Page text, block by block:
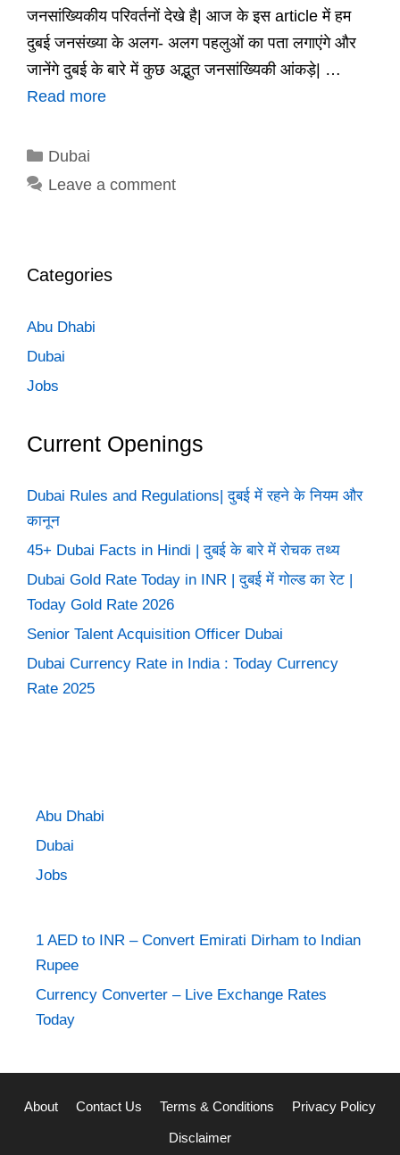
जनसांख्यिकीय परिवर्तनों देखे है| आज के इस article में हम
दुबई जनसंख्या के अलग- अलग पहलुओं का पता लगाएंगे और
जानेंगे दुबई के बारे में कुछ अद्भुत जनसांख्यिकी आंकड़े| …
Read more
Categories
Dubai
Leave a comment
Categories
Abu Dhabi
Dubai
Jobs
Current Openings
Dubai Rules and Regulations| दुबई में रहने के नियम और
कानून
45+ Dubai Facts in Hindi | दुबई के बारे में रोचक तथ्य
Dubai Gold Rate Today in INR | दुबई में गोल्ड का रेट |
Today Gold Rate 2026
Senior Talent Acquisition Officer Dubai
Dubai Currency Rate in India : Today Currency
Rate 2025
Abu Dhabi
Dubai
Jobs
1 AED to INR – Convert Emirati Dirham to Indian
Rupee
Currency Converter – Live Exchange Rates
Today
About Contact Us Terms & Conditions Privacy Policy
Disclaimer